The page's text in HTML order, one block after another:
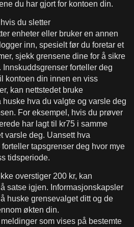
du har gjort for kontoen din.
du sletter
enheter eller bruker en annen
inn, spesielt før du foretar et
sjekk grensene dine for å sikre
Innskuddsgrenser forteller deg
kontoen din innen en viss
kan nettstedet bruke
hva du valgte og varsle deg
For eksempel, hvis du prøver
har lagt til kr75 i samme
varsle deg. Uansett hva
tapsgrenser deg hvor mye
tidsperiode.
overstiger 200 kr, kan
satse igjen. Informasjonskapsler
huske grensevalget ditt og de
økten din.
som vises på bestemte